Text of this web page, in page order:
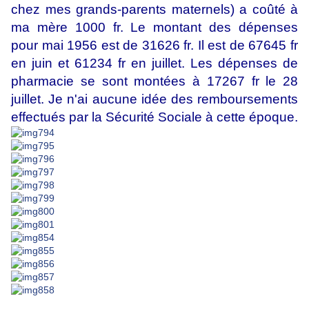
chez mes grands-parents maternels) a coûté à
ma mère 1000 fr. Le montant des dépenses
pour mai 1956 est de 31626 fr. Il est de 67645 fr
en juin et 61234 fr en juillet. Les dépenses de
pharmacie se sont montées à 17267 fr le 28
juillet. Je n'ai aucune idée des remboursements
effectués par la Sécurité Sociale à cette époque.